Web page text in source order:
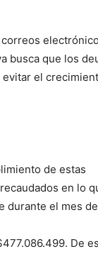
busca que los
evitar el
de estas
en lo
durante el mes
De